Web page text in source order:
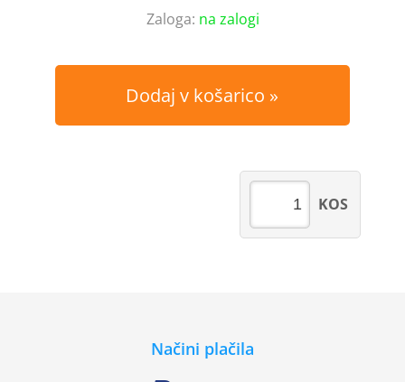
Zaloga: na zalogi
Dodaj v košarico
KOS
Načini plačila